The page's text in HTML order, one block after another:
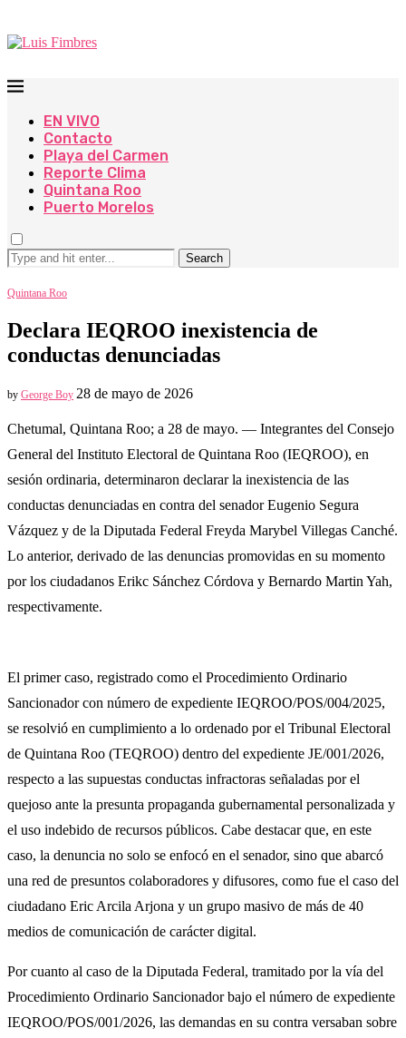
EN VIVO
Contacto
Playa del Carmen
Reporte Clima
Quintana Roo
Puerto Morelos
Search
Quintana Roo
Declara IEQROO inexistencia de
conductas denunciadas
by George Boy 28 de mayo de 2026
Chetumal, Quintana Roo; a 28 de mayo. — Integrantes del Consejo
General del Instituto Electoral de Quintana Roo (IEQROO), en
sesión ordinaria, determinaron declarar la inexistencia de las
conductas denunciadas en contra del senador Eugenio Segura
Vázquez y de la Diputada Federal Freyda Marybel Villegas Canché.
Lo anterior, derivado de las denuncias promovidas en su momento
por los ciudadanos Erikc Sánchez Córdova y Bernardo Martin Yah,
respectivamente.
El primer caso, registrado como el Procedimiento Ordinario
Sancionador con número de expediente IEQROO/POS/004/2025,
se resolvió en cumplimiento a lo ordenado por el Tribunal Electoral
de Quintana Roo (TEQROO) dentro del expediente JE/001/2026,
respecto a las supuestas conductas infractoras señaladas por el
quejoso ante la presunta propaganda gubernamental personalizada y
el uso indebido de recursos públicos. Cabe destacar que, en este
caso, la denuncia no solo se enfocó en el senador, sino que abarcó
una red de presuntos colaboradores y difusores, como fue el caso del
ciudadano Eric Arcila Arjona y un grupo masivo de más de 40
medios de comunicación de carácter digital.
Por cuanto al caso de la Diputada Federal, tramitado por la vía del
Procedimiento Ordinario Sancionador bajo el número de expediente
IEQROO/POS/001/2026, las demandas en su contra versaban sobre